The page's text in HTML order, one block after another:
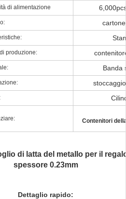
di alimentazione
produzione:
Banda
Contenitori
di latta del metallo per il
spessore 0.23mm
Dettaglio rapido: